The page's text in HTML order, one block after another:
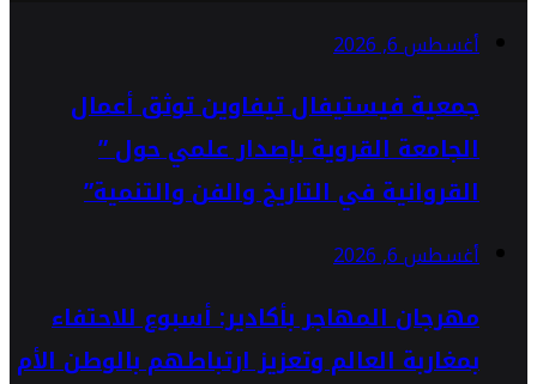
أغسطس 6, 2026
جمعية فيستيفال تيفاوين توثق أعمال
الجامعة القروية بإصدار علمي حول ”
القروانية في التاريخ والفن والتنمية”
أغسطس 6, 2026
مهرجان المهاجر بأكادير: أسبوع للاحتفاء
بمغاربة العالم وتعزيز ارتباطهم بالوطن الأم